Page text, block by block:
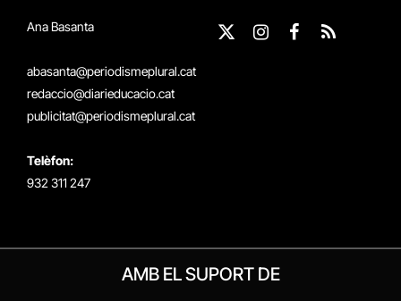
Ana Basanta
abasanta@periodismeplural.cat
redaccio@diarieducacio.cat
publicitat@periodismeplural.cat
Telèfon:
932 311 247
X
Instagram
Facebook
RSS
AMB EL SUPORT DE